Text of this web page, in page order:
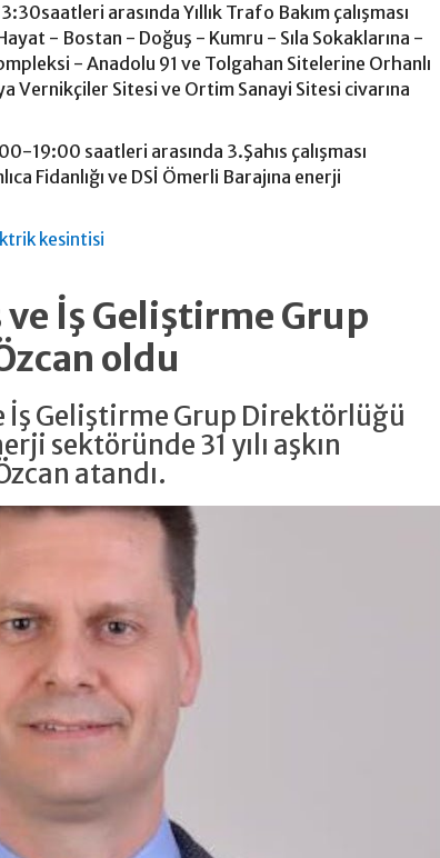
arasında Yıllık Trafo Bakım çalışması
- Bostan - Doğuş - Kumru - Sıla Sokaklarına -
- Anadolu 91 ve Tolgahan Sitelerine Orhanlı
Vernikçiler Sitesi ve Ortim Sanayi Sitesi civarına
19:00 saatleri arasında 3.Şahıs çalışması
Fidanlığı ve DSİ Ömerli Barajına enerji
kesintisi
ve İş Geliştirme Grup
oldu
İş Geliştirme Grup Direktörlüğü
sektöründe 31 yılı aşkın
atandı.